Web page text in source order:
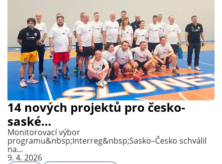
14 nových projektů pro česko-
saské…
Monitorovací výbor
programu&nbsp;Interreg&nbsp;Sasko–Česko schválil
na…
9. 4. 2026